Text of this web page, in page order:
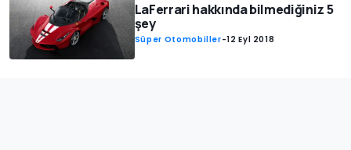
LaFerrari hakkında bilmediğiniz 5
şey
Süper Otomobiller-12 Eyl 2018